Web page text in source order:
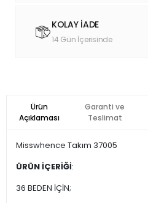
KOLAY İADE
14 Gün İçerisinde
Ürün
Açıklaması
Garanti ve
Teslimat
Misswhence Takım 37005
ÜRÜN İÇERİĞİ:
36 BEDEN İÇİN;